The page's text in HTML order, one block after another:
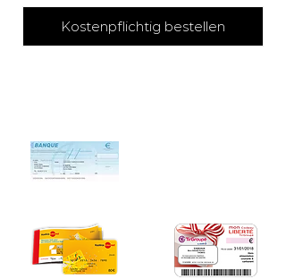
Kostenpflichtig bestellen